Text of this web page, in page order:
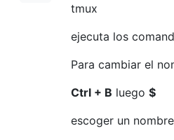
tmux
ejecuta los
Para cambiar el
Ctrl + B luego $
escoger un nombre